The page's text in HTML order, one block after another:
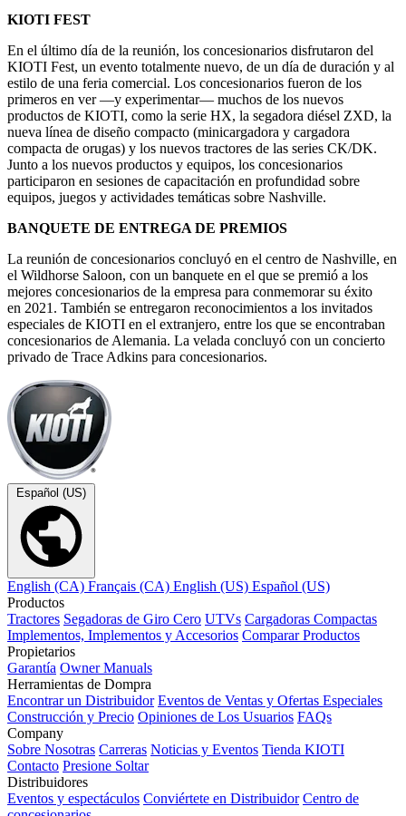
KIOTI FEST
En el último día de la reunión, los concesionarios disfrutaron del
KIOTI Fest, un evento totalmente nuevo, de un día de duración y al
estilo de una feria comercial. Los concesionarios fueron de los
primeros en ver ―y experimentar― muchos de los nuevos
productos de KIOTI, como la serie HX, la segadora diésel ZXD, la
nueva línea de diseño compacto (minicargadora y cargadora
compacta de orugas) y los nuevos tractores de las series CK/DK.
Junto a los nuevos productos y equipos, los concesionarios
participaron en sesiones de capacitación en profundidad sobre
equipos, juegos y actividades temáticas sobre Nashville.
BANQUETE DE ENTREGA DE PREMIOS
La reunión de concesionarios concluyó en el centro de Nashville, en
el Wildhorse Saloon, con un banquete en el que se premió a los
mejores concesionarios de la empresa para conmemorar su éxito
en 2021. También se entregaron reconocimientos a los invitados
especiales de KIOTI en el extranjero, entre los que se encontraban
concesionarios de Alemania. La velada concluyó con un concierto
privado de Trace Adkins para concesionarios.
Español (US)
English (CA) Français (CA) English (US) Español (US)
Productos
Tractores Segadoras de Giro Cero UTVs Cargadoras Compactas
Implementos, Implementos y Accesorios Comparar Productos
Propietarios
Garantía Owner Manuals
Herramientas de Dompra
Encontrar un Distribuidor Eventos de Ventas y Ofertas Especiales
Construcción y Precio Opiniones de Los Usuarios FAQs
Company
Sobre Nosotras Carreras Noticias y Eventos Tienda KIOTI
Contacto Presione Soltar
Distribuidores
Eventos y espectáculos Conviértete en Distribuidor Centro de